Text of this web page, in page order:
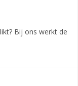
Bij ons werkt de